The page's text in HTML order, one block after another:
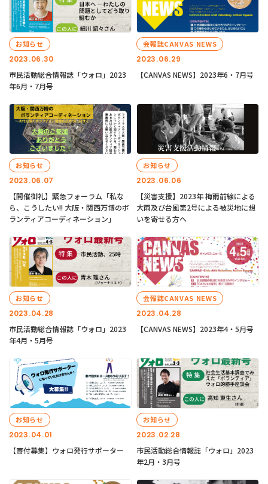
2023.06.30
お知らせ
市民活動総合情報誌「ウォロ」2023
年6月・7月号
2023.06.29
会報誌CANVAS NEWS
【CANVAS NEWS】2023年6・7月号
2023.06.07
お知らせ
【開催御礼】緊急フォーラム「私な
ら、こうしたい!! 大阪・関西万博のボ
ランティアコーディネーション」
2023.06.06
お知らせ
【災害支援】2023年 梅雨前線による
大雨及び台風第2号による被災地に想
いを寄せる方へ
2023.04.28
お知らせ
市民活動総合情報誌「ウォロ」2023
年4月・5月号
2023.04.28
会報誌CANVAS NEWS
【CANVAS NEWS】2023年4・5月号
2023.04.01
お知らせ
【寄付募集】ウォロ発行サポーター
2023.02.28
お知らせ
市民活動総合情報誌「ウォロ」2023
年2月・3月号